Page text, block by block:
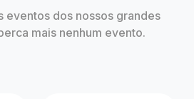
eventos dos nossos grandes
mais nenhum evento.